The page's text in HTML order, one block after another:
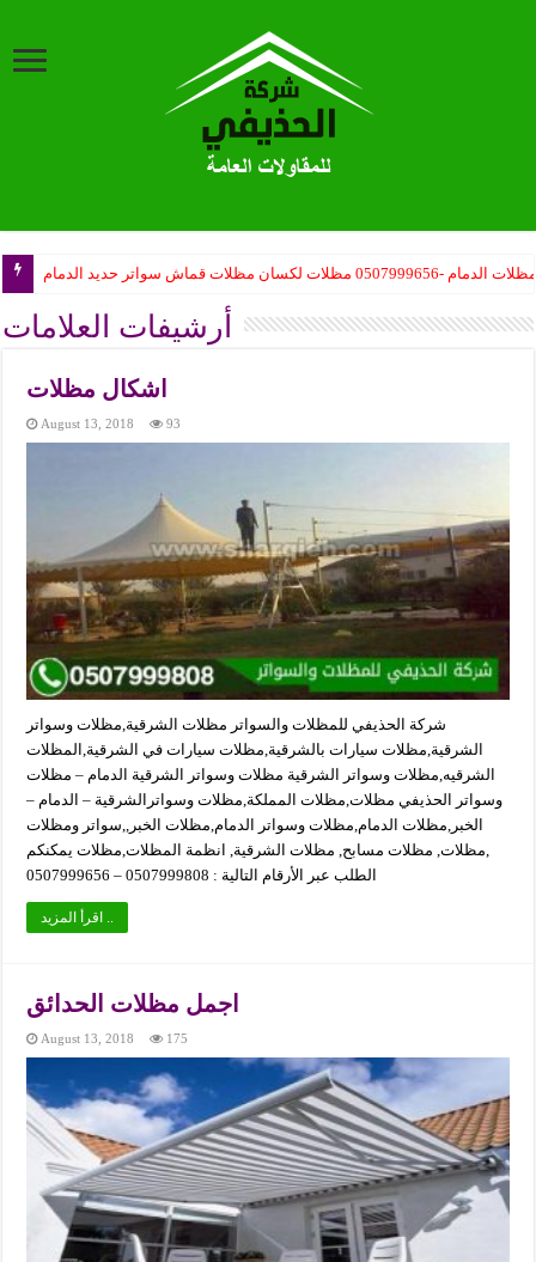
الدمام -0507999656 مظلات لكسان مظلات قماش سواتر حديد الدمام
أرشيفات العلامات
اشكال مظلات
August 13, 2018 93
شركة الحذيفي للمظلات والسواتر مظلات الشرقية,مظلات وسواتر
الشرقية,مظلات سيارات بالشرقية,مظلات سيارات في الشرقية,المظلات
الشرقيه,مظلات وسواتر الشرقية مظلات وسواتر الشرقية الدمام – مظلات
وسواتر الحذيفي مظلات,مظلات المملكة,مظلات وسواترالشرقية – الدمام –
الخبر,مظلات الدمام,مظلات وسواتر الدمام,مظلات الخبر,,سواتر ومظلات
,مظلات, مظلات مسابح, مظلات الشرقية, انظمة المظلات,مظلات يمكنكم
الطلب عبر الأرقام التالية : 0507999808 – 0507999656
اجمل مظلات الحدائق
August 13, 2018 175